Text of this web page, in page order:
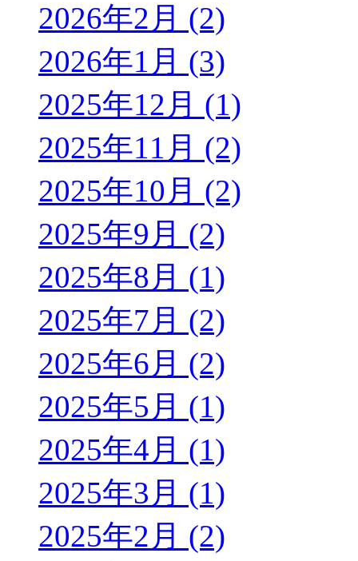
2026年2月 (2)
2026年1月 (3)
2025年12月 (1)
2025年11月 (2)
2025年10月 (2)
2025年9月 (2)
2025年8月 (1)
2025年7月 (2)
2025年6月 (2)
2025年5月 (1)
2025年4月 (1)
2025年3月 (1)
2025年2月 (2)